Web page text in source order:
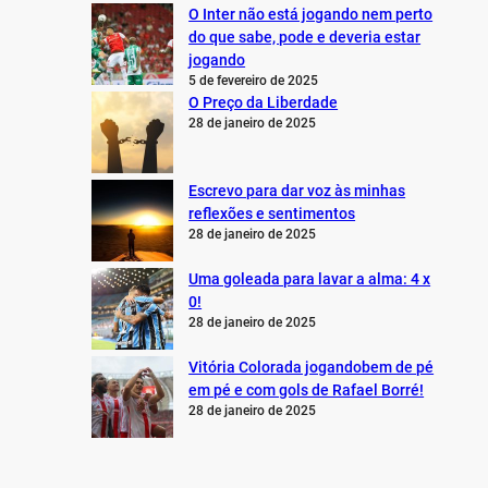
O Inter não está jogando nem perto
do que sabe, pode e deveria estar
jogando
5 de fevereiro de 2025
O Preço da Liberdade
28 de janeiro de 2025
Escrevo para dar voz às minhas
reflexões e sentimentos
28 de janeiro de 2025
Uma goleada para lavar a alma: 4 x
0!
28 de janeiro de 2025
Vitória Colorada jogandobem de pé
em pé e com gols de Rafael Borré!
28 de janeiro de 2025